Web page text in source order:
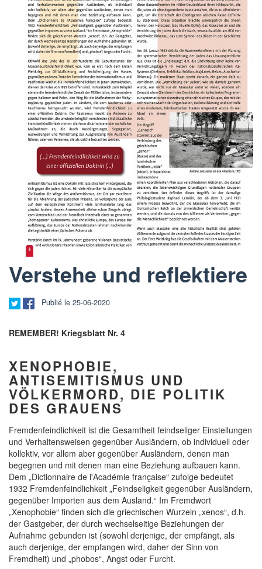
Verstehe und reflektiere
Publié le 25-06-2020
REMEMBER! Kriegsblatt Nr. 4
XENOPHOBIE,
ANTISEMITISMUS UND
VÖLKERMORD, DIE POLITIK
DES GRAUENS
Fremdenfeindlichkeit ist die Gesamtheit feindseliger Einstellungen
und Verhaltensweisen gegenüber Ausländern, ob individuell oder
kollektiv, vor allem aber gegenüber Ausländern, denen man
begegnen und mit denen man eine Beziehung aufbauen kann.
Dem „Dictionnaire de l'Académie française“ zufolge bedeutet
1932 Fremdenfeindlichkeit „Feindseligkeit gegenüber Ausländern,
gegenüber Importen aus dem Ausland.“ Im Fremdwort
„Xenophobie“ finden sich die griechischen Wurzeln „xenos“, d.h.
der Gastgeber, der durch wechselseitige Beziehungen der
Aufnahme gebunden ist (sowohl derjenige, der empfängt, als
auch derjenige, der empfangen wird, daher der Sinn von
Fremdheit) und „phobos“, Angst oder Furcht.